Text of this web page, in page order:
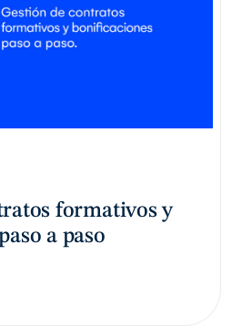
formativos y
a paso